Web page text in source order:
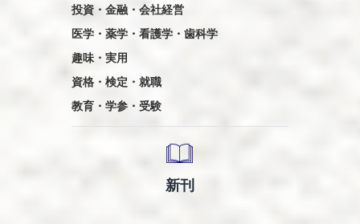
投資・金融・会社経営
医学・薬学・看護学・歯科学
趣味・実用
資格・検定・就職
教育・学参・受験
新刊